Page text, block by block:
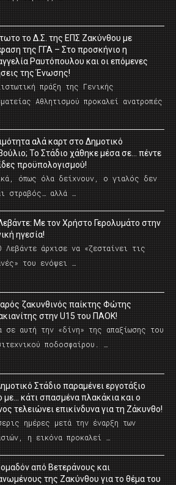
το Δ.Σ. της ΕΠΣ Ζακύνθου με
της ΓΓΑ – Στο προσκήνιο η
Ραυτόπουλου και οι επόμενες
της Ένωσης!
πράξη της Γενικής
Αθλητισμού προκαλεί ανατροπές
αλά καρτ στο Δημοτικό
Το Στάδιο χάθηκε μέσα σε… πέντε
προϋπολογισμού!
όπως όλα δείχνουν, ο γιαλός δεν
στραβός… αλλά …
Με τον Χρήστο Γερολυμάτο στην
ηγεσία!
Λεβάντε άρχισε να «ζεσταίνει τις
του ενόψει …
ζακυνθινός παίκτης Φώτης
στην U15 του ΠΑΟΚ!
σε αυτή την «δίνη» της απαξίωσης του
ποδοσφαίρου. …
Στάδιο παραμένει εργοτάξιο
με… κάτι σπασμένα πλακάκια και ο
τελειώνει επικίνδυνα για τη Ζάκυνθο!
ημέρες μετά την έναρξη των
η εικόνα προκαλεί …
από Βετεράνους και
της Ζακύνθου για το θέμα του